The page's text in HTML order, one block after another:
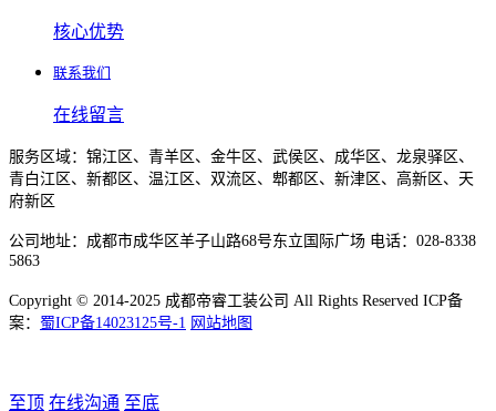
核心优势
联系我们
在线留言
服务区域：锦江区、青羊区、金牛区、武侯区、成华区、龙泉驿区、
青白江区、新都区、温江区、双流区、郫都区、新津区、高新区、天
府新区
公司地址：成都市成华区羊子山路68号东立国际广场 电话：028-8338
5863
Copyright © 2014-2025 成都帝睿工装公司 All Rights Reserved ICP备
案： 蜀ICP备14023125号-1 网站地图
至顶 在线沟通 至底